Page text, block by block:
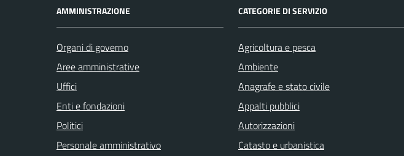
AMMINISTRAZIONE
Organi di governo
Aree amministrative
Uffici
Enti e fondazioni
Politici
Personale amministrativo
CATEGORIE DI SERVIZIO
Agricoltura e pesca
Ambiente
Anagrafe e stato civile
Appalti pubblici
Autorizzazioni
Catasto e urbanistica